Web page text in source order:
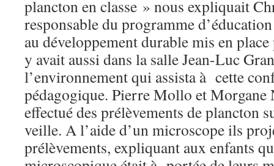
plancton en classe » nous expliquait
responsable du programme
au développement durable mis en
y avait aussi dans la salle Jean-Luc
l’environnement qui assista à cette
pédagogique. Pierre Mollo et Morgane
effectué des prélèvements de plancton
veille. A l’aide d’un microscope ils
prélèvements, expliquant aux enfants